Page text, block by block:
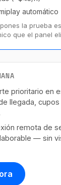
automático
la prueba
que el panel
prioritario en
llegada,
remota de
— sin